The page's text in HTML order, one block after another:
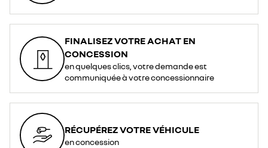
FINALISEZ VOTRE ACHAT EN
CONCESSION
en quelques clics, votre demande est
communiquée à votre concessionnaire
RÉCUPÉREZ VOTRE VÉHICULE
en concession